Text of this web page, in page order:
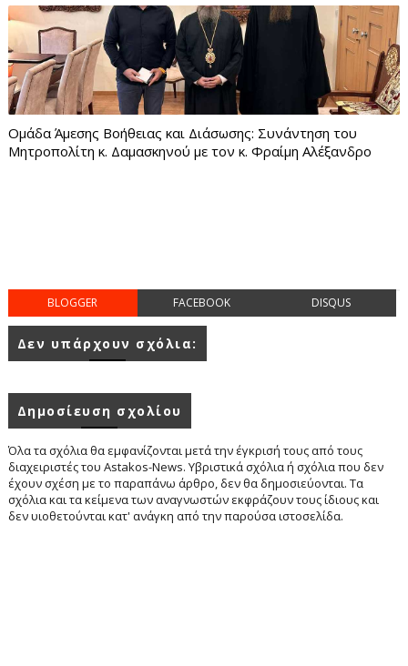
Ομάδα Άμεσης Βοήθειας και Διάσωσης: Συνάντηση του
Μητροπολίτη κ. Δαμασκηνού με τον κ. Φραίμη Αλέξανδρο
BLOGGER FACEBOOK DISQUS
Δεν υπάρχουν σχόλια:
Δημοσίευση σχολίου
Όλα τα σχόλια θα εμφανίζονται μετά την έγκρισή τους από τους
διαχειριστές του Astakos-News. Υβριστικά σχόλια ή σχόλια που δεν
έχουν σχέση με το παραπάνω άρθρο, δεν θα δημοσιεύονται. Τα
σχόλια και τα κείμενα των αναγνωστών εκφράζουν τους ίδιους και
δεν υιοθετούνται κατ' ανάγκη από την παρούσα ιστοσελίδα.